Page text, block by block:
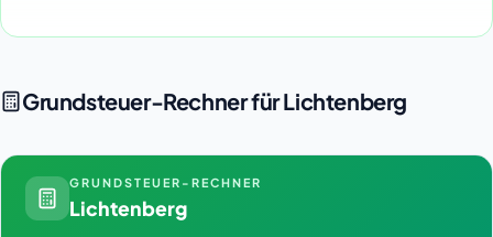
Grundsteuer-Rechner für Lichtenberg
GRUNDSTEUER-RECHNER
Lichtenberg